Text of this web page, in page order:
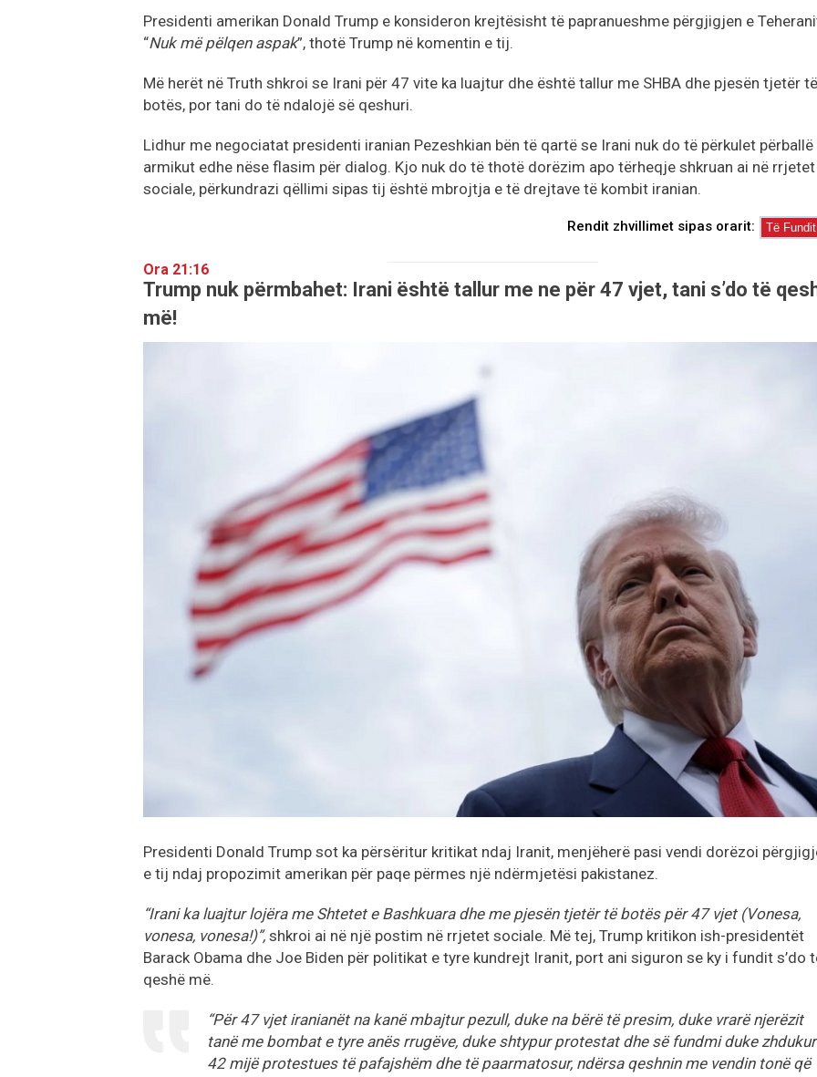
Presidenti amerikan Donald Trump e konsideron krejtësisht të papranueshme përgjigjen e
“Nuk më pëlqen aspak”, thotë Trump në komentin e tij.
Më herët në Truth shkroi se Irani për 47 vite ka luajtur dhe është tallur me SHBA dhe pjesën tjetër të
botës, por tani do të ndalojë së qeshuri.
Lidhur me negociatat presidenti iranian Pezeshkian bën të qartë se Irani nuk do të përkulet përballë
armikut edhe nëse flasim për dialog. Kjo nuk do të thotë dorëzim apo tërheqje shkruan ai në rrjetet
sociale, përkundrazi qëllimi sipas tij është mbrojtja e të drejtave të kombit iranian.
Rendit zhvillimet sipas orarit:
Ora 21:16
Trump nuk përmbahet: Irani është tallur me ne për 47 vjet, tani s’do të
më!
Presidenti Donald Trump sot ka përsëritur kritikat ndaj Iranit, menjëherë pasi vendi dorëzoi
e tij ndaj propozimit amerikan për paqe përmes një ndërmjetësi pakistanez.
“Irani ka luajtur lojëra me Shtetet e Bashkuara dhe me pjesën tjetër të botës për 47 vjet (Vonesa,
vonesa, vonesa!)”, shkroi ai në një postim në rrjetet sociale. Më tej, Trump kritikon ish-presidentët
Barack Obama dhe Joe Biden për politikat e tyre kundrejt Iranit, port ani siguron se ky i fundit s’do
qeshë më.
“Për 47 vjet iranianët na kanë mbajtur pezull, duke na bërë të presim, duke vrarë njerëzit
tanë me bombat e tyre anës rrugëve, duke shtypur protestat dhe së fundmi duke zhdukur
42 mijë protestues të pafajshëm dhe të paarmatosur, ndërsa qeshnin me vendin tonë që